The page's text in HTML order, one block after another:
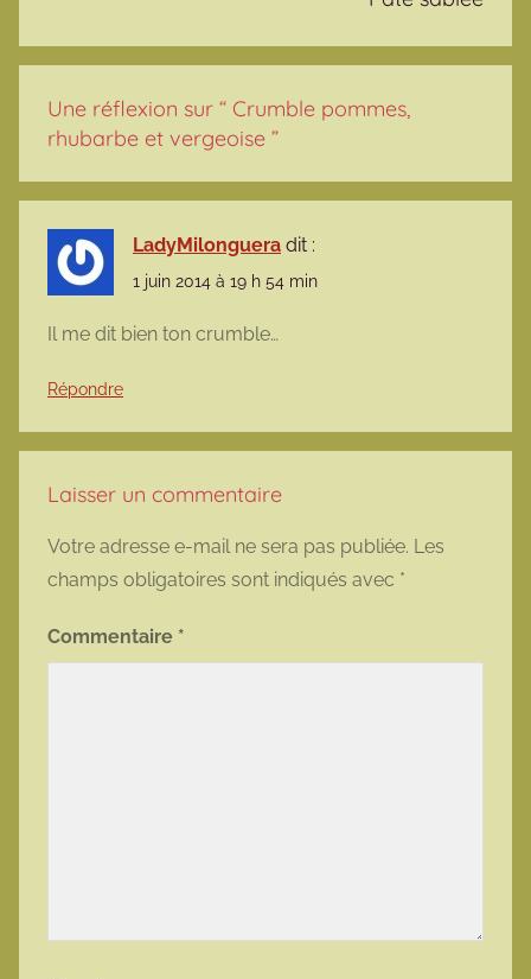
Une réflexion sur “ Crumble pommes,
rhubarbe et vergeoise ”
LadyMilonguera dit :
1 juin 2014 à 19 h 54 min
Il me dit bien ton crumble…
Répondre
Laisser un commentaire
Votre adresse e-mail ne sera pas publiée. Les
champs obligatoires sont indiqués avec *
Commentaire *